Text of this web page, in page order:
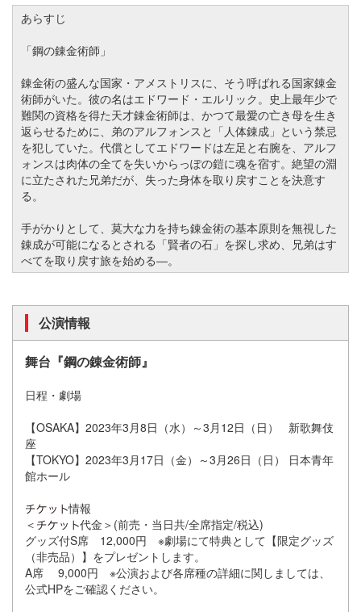
あらすじ
「鋼の錬金術師」
錬金術の盛んな国家・アメストリスに、そう呼ばれる国家錬金
術師がいた。彼の名はエドワード・エルリック。史上最年少で
難関の資格を得た天才錬金術師は、かつて最愛の亡き母を生き
返らせるために、弟のアルフォンスと「人体錬成」という禁忌
を犯していた。代償としてエドワードは左足と右腕を、アルフ
ォンスは肉体の全てを失いからっぽの鎧に魂を宿す。絶望の淵
に立たされた兄弟だが、失った身体を取り戻すことを決意す
る。
手がかりとして、莫大な力を持ち錬金術の基本原則を無視した
錬成が可能になるとされる「賢者の石」を探し求め、兄弟はす
べてを取り戻す旅を始める―。
公演情報
舞台『鋼の錬金術師』
日程・劇場
【OSAKA】2023年3月8日（水）～3月12日（日） 新歌舞伎
座
【TOKYO】2023年3月17日（金）～3月26日（日） 日本青年
館ホール
情報
＜
代金＞(前売・当日共/全席指定/税込)
グッズ付S席 12,000円 ※劇場にて特典として【限定グッズ
（非売品）】をプレゼントします。
A席 9,000円 ※公演および各席種の詳細に関しましては、
公式HPをご確認ください。